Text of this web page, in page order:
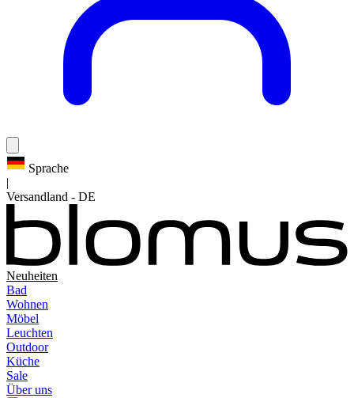
Sprache
|
Versandland - DE
Neuheiten
Bad
Wohnen
Möbel
Leuchten
Outdoor
Küche
Sale
Über uns